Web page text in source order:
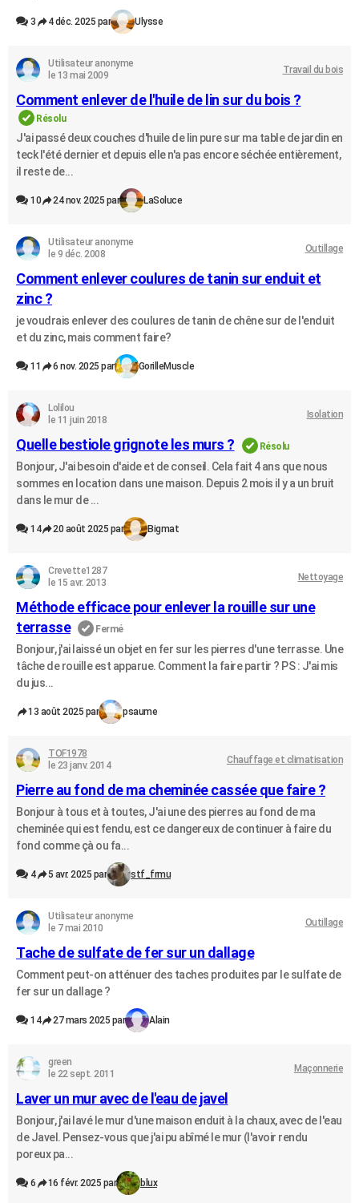
3 4 déc. 2025 par Ulysse
Utilisateur anonyme
le 13 mai 2009
Travail du bois
Comment enlever de l'huile de lin sur du bois ?
Résolu
J'ai passé deux couches d'huile de lin pure sur ma table de jardin en
teck l'été dernier et depuis elle n'a pas encore séchée entièrement,
il reste de...
10 24 nov. 2025 par LaSoluce
Utilisateur anonyme
le 9 déc. 2008
Outillage
Comment enlever coulures de tanin sur enduit et
zinc ?
je voudrais enlever des coulures de tanin de chêne sur de l'enduit
et du zinc, mais comment faire?
11 6 nov. 2025 par GorilleMuscle
Lolilou
le 11 juin 2018
Isolation
Quelle bestiole grignote les murs ? Résolu
Bonjour, J'ai besoin d'aide et de conseil. Cela fait 4 ans que nous
sommes en location dans une maison. Depuis 2 mois il y a un bruit
dans le mur de ...
14 20 août 2025 par Bigmat
Crevette1287
le 15 avr. 2013
Nettoyage
Méthode efficace pour enlever la rouille sur une
terrasse
Fermé
Bonjour, j'ai laissé un objet en fer sur les pierres d'une terrasse. Une
tâche de rouille est apparue. Comment la faire partir ? PS : J'ai mis
du jus...
13 août 2025 par psaume
TOF1978
le 23 janv. 2014
Chauffage et climatisation
Pierre au fond de ma cheminée cassée que faire ?
Bonjour à tous et à toutes, J'ai une des pierres au fond de ma
cheminée qui est fendu, est ce dangereux de continuer à faire du
fond comme çà ou fa...
4 5 avr. 2025 par stf_frmu
Utilisateur anonyme
le 7 mai 2010
Outillage
Tache de sulfate de fer sur un dallage
Comment peut-on atténuer des taches produites par le sulfate de
fer sur un dallage ?
14 27 mars 2025 par Alain
green
le 22 sept. 2011
Maçonnerie
Laver un mur avec de l'eau de javel
Bonjour, j'ai lavé le mur d'une maison enduit à la chaux, avec de l'eau
de Javel. Pensez-vous que j'ai pu abîmé le mur (l'avoir rendu
poreux pa...
6 16 févr. 2025 par blux